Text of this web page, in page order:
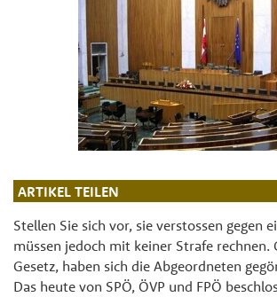
ARTIKEL TEILEN
Stellen Sie sich vor, sie verstossen gegen
müssen jedoch mit keiner Strafe rechnen.
Gesetz, haben sich die Abgeordneten
Das heute von SPÖ, ÖVP und FPÖ